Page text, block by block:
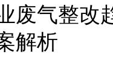
模块低温深冷技术
生物除臭技术
PVC 加工助剂异
热镀锌锌烟颗粒
塑料薄膜凹版印
环保设备观
换热器技术
废气整改
解析